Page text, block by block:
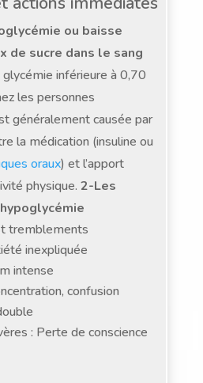
ou baisse
de sucre dans le sang
inférieure à 0,70
les personnes
généralement causée par
la médication (insuline ou
oraux) et l’apport
physique. 2-Les
tremblements
inexpliquée
intense
confusion
: Perte de conscience